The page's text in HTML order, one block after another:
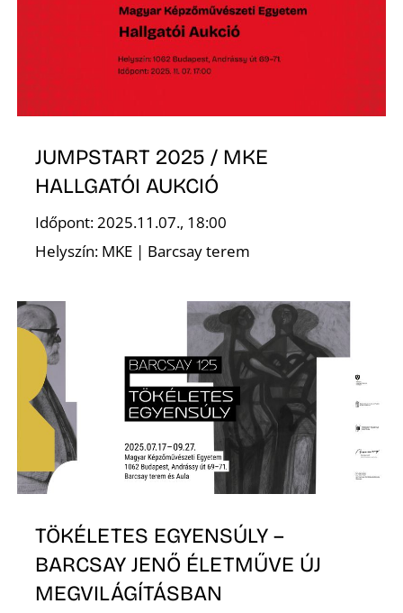
JUMPSTART 2025 / MKE
HALLGATÓI AUKCIÓ
Időpont: 2025.11.07., 18:00
Helyszín: MKE | Barcsay terem
TÖKÉLETES EGYENSÚLY –
BARCSAY JENŐ ÉLETMŰVE ÚJ
MEGVILÁGÍTÁSBAN